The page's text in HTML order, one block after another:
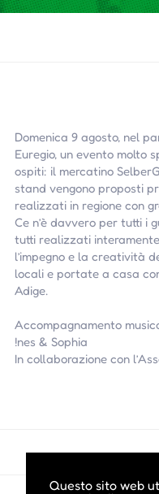
Questo sito web
Domenica 9 agosto, nel
Euregio, un evento molto
ospiti: il mercatino
stand vengono proposti
realizzati in regione con
Ce n’è davvero per tutti i
tutti realizzati
l’impegno e la creatività
locali e portate a casa
Adige.
Accompagnamento
!nes & Sophia
In collaborazione con